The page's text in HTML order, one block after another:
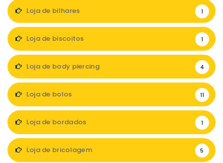
Loja de bilhares 1
Loja de biscoitos 1
Loja de body piercing 4
Loja de bolos 11
Loja de bordados 1
Loja de bricolagem 5